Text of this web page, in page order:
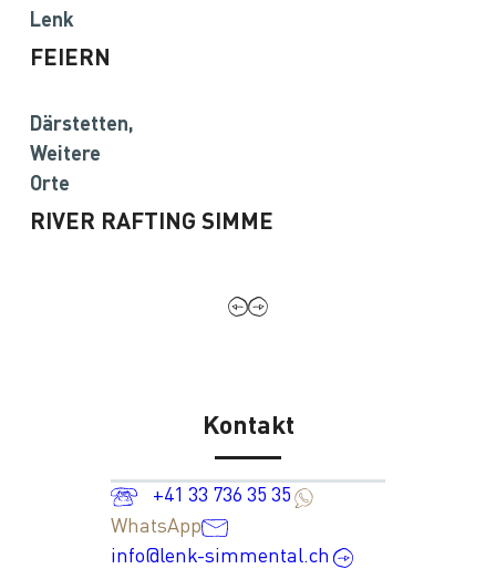
Lenk
FEIERN
Därstetten,
Weitere
Orte
RIVER RAFTING SIMME
Kontakt
+41 33 736 35 35
WhatsApp
info@lenk-simmental.ch